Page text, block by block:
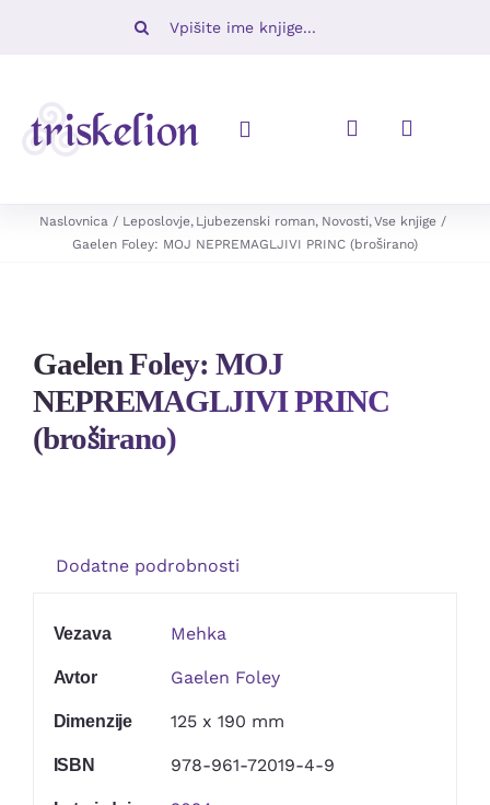
Toggle
Ugodno
O nas
Naslovnica Leposlovje Ljubezenski roman Novosti Vse knjige
Gaelen Foley: MOJ NEPREMAGLJIVI PRINC (broširano)
Gaelen Foley: MOJ
NEPREMAGLJIVI PRINC
(broširano)
Dodatne podrobnosti
Vezava Mehka
Avtor Gaelen Foley
Dimenzije 125 x 190 mm
ISBN 978-961-72019-4-9